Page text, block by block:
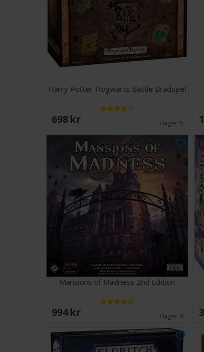
Harry Potter Hogwarts Battle Brädspel
698 SEK I lager: 5
Mansions of Madness 2nd Edition
994 SEK I lager: 8